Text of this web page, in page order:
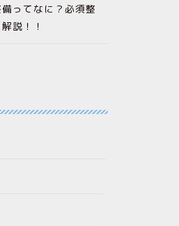
ってなに？必須整
説！！